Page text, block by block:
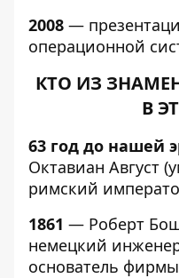
2008 —
операционной
КТО ИЗ
В
63 год до нашей
Октавиан Август
римский
1861 — Роберт Бош
немецкий
основатель